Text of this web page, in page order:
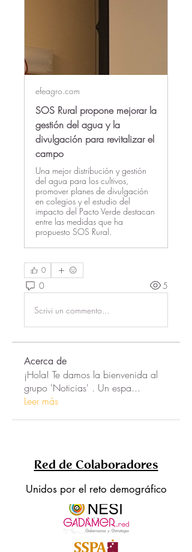
efeagro.com
SOS Rural propone mejorar la
gestión del agua y la
divulgación para revitalizar el
campo
Una mejor distribución y gestión
del agua para los cultivos,
promover planes de divulgación
en colegios y el estudio del
impacto del Pacto Verde destacan
entre las medidas que ha
propuesto SOS Rural.
0
0 5
Scrivi un commento...
Acerca de
¡Hola! Te damos la bienvenida al
grupo 'Noticias' . Un espa...
Leer más
Red de Colaboradores
Unidos por el reto demográfico